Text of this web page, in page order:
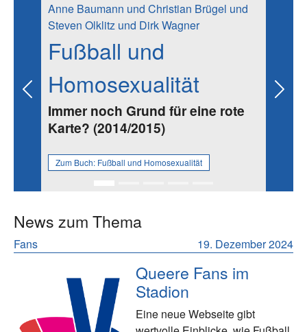
Anne Baumann und Christian Brügel und
Steven Olklitz und Dirk Wagner
Fußball und
Homosexualität
Immer noch Grund für eine rote
Karte? (2014/2015)
Zum Buch: Fußball und Homosexualität
Previous Next
News zum Thema
19. Dezember 2024
Fans
Queere Fans im
Stadion
Eine neue Webseite gibt